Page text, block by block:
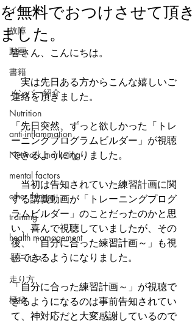
イベント
故障
動画
書籍
メンバー紹介
Nutrition
anti-inflammation
Network marketing
mental factors
other things
training
health mamagement
セールス
走り方
極秘
を無料でおつけさせて頂き
ました。
皆さん、こんにちは。
実は先日ある方からこんな嬉しいご
連絡を頂きました。
「先日突然、ずっと欲しかった「トレ
ーニングプログラムビルダー」が視聴
できるようになりました。
当初は告知されていた練習計画に関
する講義動画が「トレーニングプログ
ラムビルダー」のことだったのかと思
い、喜んで視聴していましたが、その
後、「自分に合った練習計画～」も視
聴できるようになりました。
「自分に合った練習計画～」が視聴で
きるようになるのは事前告知されてい
て、神対応だと大変感謝しているので